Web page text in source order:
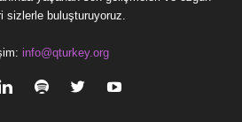
sizlerle buluşturuyoruz.
info@qturkey.org